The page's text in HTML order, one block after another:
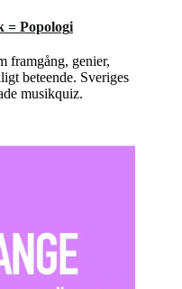
= Popologi
framgång, genier,
beteende. Sveriges
musikquiz.